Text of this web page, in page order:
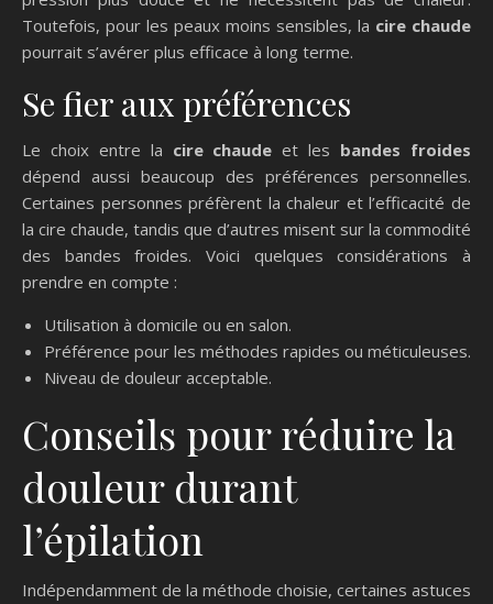
Toutefois, pour les peaux moins sensibles, la cire chaude
pourrait s’avérer plus efficace à long terme.
Se fier aux préférences
Le choix entre la cire chaude et les bandes froides
dépend aussi beaucoup des préférences personnelles.
Certaines personnes préfèrent la chaleur et l’efficacité de
la cire chaude, tandis que d’autres misent sur la commodité
des bandes froides. Voici quelques considérations à
prendre en compte :
Utilisation à domicile ou en salon.
Préférence pour les méthodes rapides ou méticuleuses.
Niveau de douleur acceptable.
Conseils pour réduire la
douleur durant
l’épilation
Indépendamment de la méthode choisie, certaines astuces